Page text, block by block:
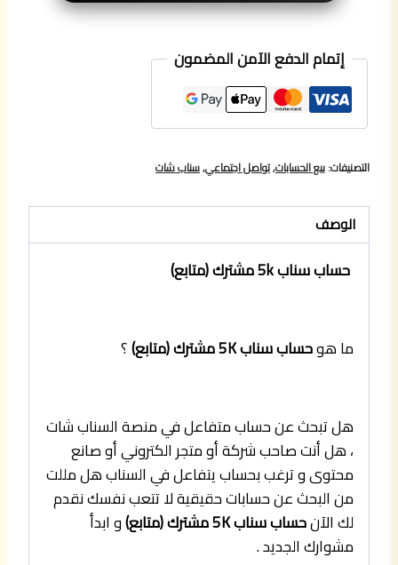
إتمام الدفع الآمن المضمون
التصنيفات:بيع الحسابات,تواصل اجتماعي,سناب شات
الوصف
حساب سناب 5k مشترك (متابع)
ما هوحساب سناب 5K مشترك (متابع) ؟
هل تبحث عن حساب متفاعل في منصة السناب شات
، هل أنت صاحب شركة أو متجر الكتروني أو صانع
محتوى و ترغب بحساب يتفاعل في السناب هل مللت
من البحث عن حسابات حقيقية لا تتعب نفسك نقدم
لك الآنحساب سناب 5K مشترك (متابع)
و ابدأ
مشوارك الجديد .